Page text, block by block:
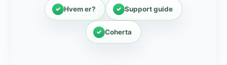
Hvem er? Support guide
Coherta